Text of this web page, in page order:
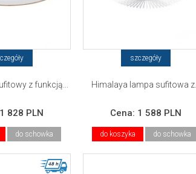
z funkcją...
1 828 PLN
do schowka
szczegóły
Himalaya lampa sufitowa z...
Cena: 1 588 PLN
do koszyka do schowka